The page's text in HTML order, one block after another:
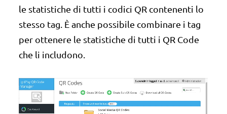
le statistiche di tutti i codici QR contenenti lo
stesso tag. È anche possibile combinare i tag
per ottenere le statistiche di tutti i QR Code
che li includono.